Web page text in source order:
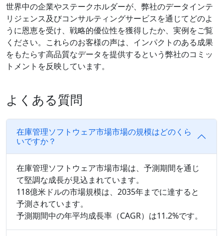
世界中の企業やステークホルダーが、弊社のデータインテ
リジェンス及びコンサルティングサービスを通じてどのよ
うに恩恵を受け、戦略的優位性を獲得したか、実例をご覧
ください。これらのお客様の声は、インパクトのある成果
をもたらす高品質なデータを提供するという弊社のコミッ
トメントを反映しています。
よくある質問
在庫管理ソフトウェア市場市場の規模はどのくら
いですか？
在庫管理ソフトウェア市場市場は、予測期間を通じ
て堅調な成長が見込まれています。
118億米ドルの市場規模は、2035年までに達すると
予測されています。
予測期間中の年平均成長率（CAGR）は11.2%です。